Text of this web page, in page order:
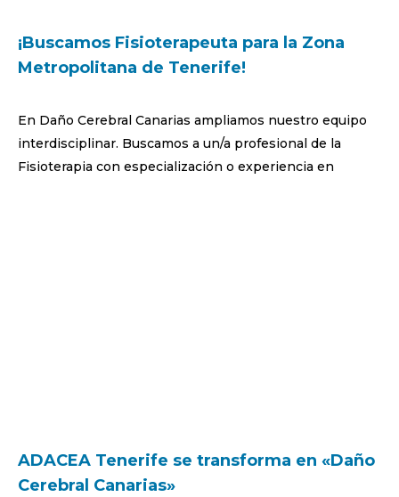
¡Buscamos Fisioterapeuta para la Zona
Metropolitana de Tenerife!
En Daño Cerebral Canarias ampliamos nuestro equipo
interdisciplinar. Buscamos a un/a profesional de la
Fisioterapia con especialización o experiencia en
ADACEA Tenerife se transforma en «Daño
Cerebral Canarias»